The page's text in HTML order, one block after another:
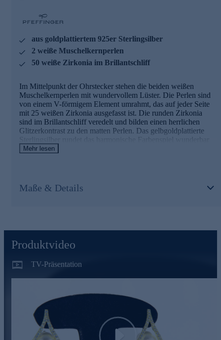
garantiert. Der Ohrschmuck stammt aus der Manufaktur der
Familie Pfeffinger in Pforzheim, wo bereits in der dritten
Auch das Edelmetall ist selbstverständlich von
ausgezeichneter Qualität. In diesem Punkt gehen wir keine
Kompromisse ein. Deshalb werden unsere Schmuckwaren
strengsten Prüfprozessen unterzogen. Diese beinhalten
Prüfungen auf Konformität mit den Bestimmungen der
Schweizer Edelmetallkontrollgesetzgebung.
Freuen Sie sich auf zeitlose Eleganz mit Funkelzauber -
Ohrstecker gleich hier online bestellen.
aus goldplattiertem 925er Sterlingsilber
2 weiße Muschelkernperlen
50 weiße Zirkonia im Brillantschliff
Im Mittelpunkt der Ohrstecker stehen die beiden weißen
Muschelkernperlen mit wundervollem Lüster. Die Perlen sind
von einem V-förmigem Element umrahmt, das auf jeder Seite
mit 25 weißen Zirkonia ausgefasst ist. Die runden Zirkonia
sind im Brillantschliff veredelt und bilden einen herrlichen
Glitzerkontrast zu den matten Perlen. Das gelbgoldplattierte
Sterlingsilber rundet das harmonische Farbenspiel wunderbar
ab. Ein Highlight für Ladies, die Perlenschmuck mit dem
erstklassige Farbe und der wunderschöne Lüster garantiert. Der
Ohrschmuck stammt aus der Manufaktur der Familie Pfeffinger
in Pforzheim, wo bereits in der dritten Generation
außergewöhnlicher Schmuck gefertigt wird.
Auch das Edelmetall ist selbstverständlich von ausgezeichneter
Deshalb werden unsere Schmuckwaren von unserer
Qualitätssicherung und seitens des Lieferanten strengsten
Prüfprozessen unterzogen. Diese beinhalten Prüfungen auf
Konformität mit den Bestimmungen der Schweizer
Edelmetallkontrollgesetzgebung.
Mehr lesen
Maße & Details
Produktvideo
TV-Präsentation